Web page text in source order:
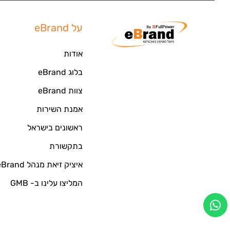
על eBrand
אודות
בלוג eBrand
צוות eBrand
אמנת השירות
ראשונים בישראל
בתקשורת
איציק זיאת מנהל eBrand
המליצו עלינו ב- GMB